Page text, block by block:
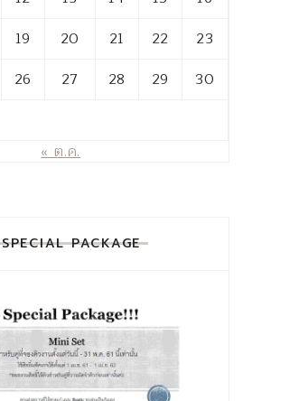
19 20 21 22
23
26 27 28 29
30
« ต.ค.
SPECIAL PACKAGE